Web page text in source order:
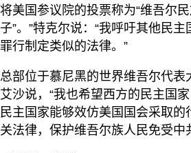
将美国参议院的投票称为“维吾尔
子”。”特克尔说：“我呼吁其他民
罪行制定类似的法律。”
总部位于慕尼黑的世界维吾尔代表
艾沙说，“我也希望西方的民主国
民主国家能够效仿美国国会采取的
关法律，保护维吾尔族人民免受中